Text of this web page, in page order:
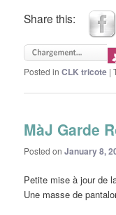
Share this:
Posted in CLK tricote |
MàJ Garde
Posted onJanuary 8,
Petite mise à jour de
Une masse de